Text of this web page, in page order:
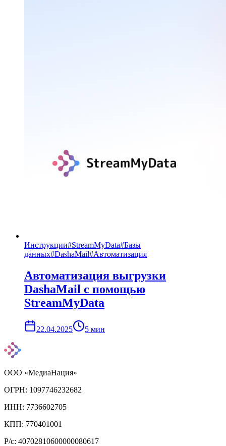
Инструкции#StreamMyData#Базы
данных#DashaMail#Автоматизация
Автоматизация выгрузки
DashaMail с помощью
StreamMyData
22.04.2025 5 мин
ООО «МедиаНация»
ОГРН: 1097746232682
ИНН: 7736602705
КПП: 770401001
Р/с: 40702810600000080617